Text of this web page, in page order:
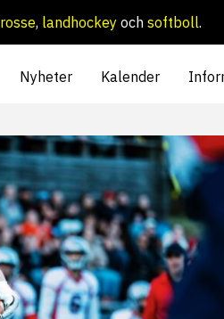
, landhockey och softboll.
Nyheter Kalender